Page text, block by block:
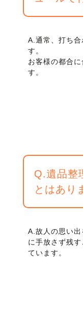
A.通常、打ち
す。
お客様の都合
す。
Q.遺品整
とはあり
A.故人の思い
に手放さず残
ています。